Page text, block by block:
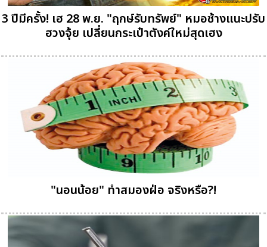
3 ปีมีครั้ง! เฮ 28 พ.ย. "ฤกษ์รับทรัพย์" หมอช้างแนะปรับ
ฮวงจุ้ย เปลี่ยนกระเป๋าตังค์ใหม่สุดเฮง
"นอนน้อย" ทำสมองฝ่อ จริงหรือ?!